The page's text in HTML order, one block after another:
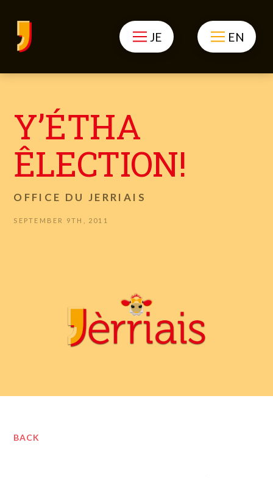
JE EN
Y’ÉTHA
ÊLECTION!
OFFICE DU JERRIAIS
SEPTEMBER 9TH, 2011
BACK